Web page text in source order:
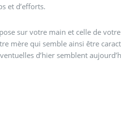
et d’efforts.
sur votre main et celle de votre
mère qui semble ainsi être
d’hier semblent